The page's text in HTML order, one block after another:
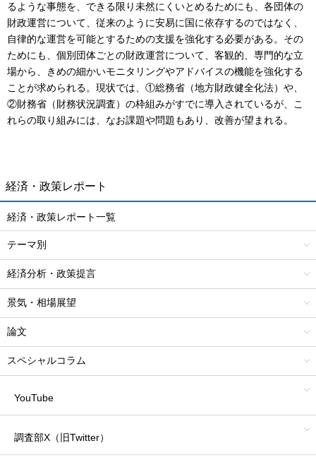
るような事態を、できる限り未然にくいとめるためにも、各団体の
財政運営について、従来のように安易に国に依存するのではなく、
自律的な運営を可能とするための支援を強化する必要がある。その
ためにも、個別団体ごとの財政運営について、客観的、専門的な立
場から、きめの細かいモニタリングやアドバイスの機能を強化する
ことが求められる。現状では、①総務省（地方財政健全化法）や、
②財務省（財務状況調査）の枠組みがすでに導入されているが、こ
れらの取り組みには、なお課題や問題もあり、改善が望まれる。
経済・政策レポート
経済・政策レポート一覧
テーマ別
経済分析・政策提言
景気・相場展望
論文
スペシャルコラム
YouTube
調査部X（旧Twitter）